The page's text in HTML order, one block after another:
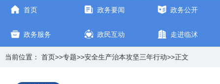
首页 政务要闻 政务公开
政务服务 政民互动 走进临沭
当前位置： 首页>>专题>>安全生产治本攻坚三年行动>>正文